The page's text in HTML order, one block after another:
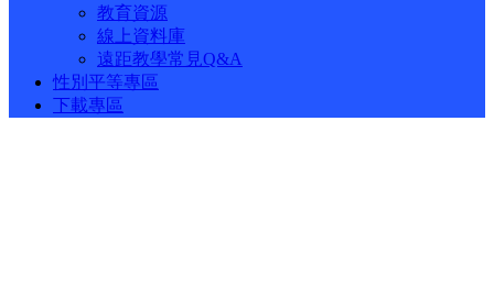
教育資源
線上資料庫
遠距教學常見Q&A
性別平等專區
下載專區